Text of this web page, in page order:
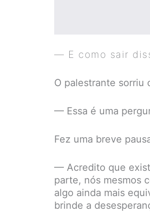
— E como sair
O palestrante sorriu
— Essa é uma
Fez uma breve
— Acredito que
parte, nós mesmos
algo ainda mais
brinde a